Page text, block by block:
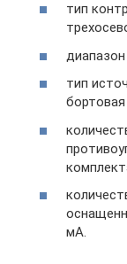
тип
тип
мА.